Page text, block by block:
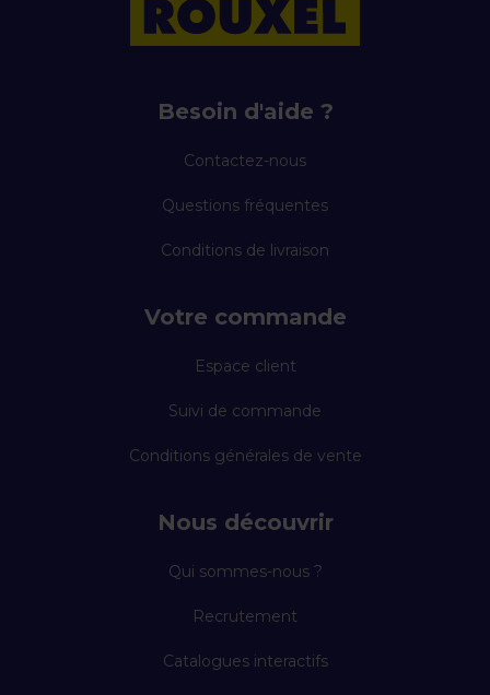
Besoin d'aide ?
Contactez-nous
Questions fréquentes
Conditions de livraison
Votre commande
Espace client
Suivi de commande
Conditions générales de vente
Nous découvrir
Qui sommes-nous ?
Recrutement
Catalogues interactifs